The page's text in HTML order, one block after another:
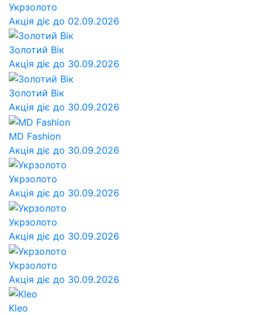
Укрзолото
Акція діє до 02.09.2026
Золотий Вік
Акція діє до 30.09.2026
Золотий Вік
Акція діє до 30.09.2026
MD Fashion
Акція діє до 30.09.2026
Укрзолото
Акція діє до 30.09.2026
Укрзолото
Акція діє до 30.09.2026
Укрзолото
Акція діє до 30.09.2026
Kleo